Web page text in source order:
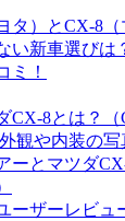
タ）とCX-8
い新車選びは
ミ！
CX-8とは？（
観や内装の写
ーとマツダ
ーザーレビュ